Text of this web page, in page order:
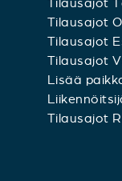
Tilausajot
Tilausajot
Tilausajot
Lisää
Tilausajot